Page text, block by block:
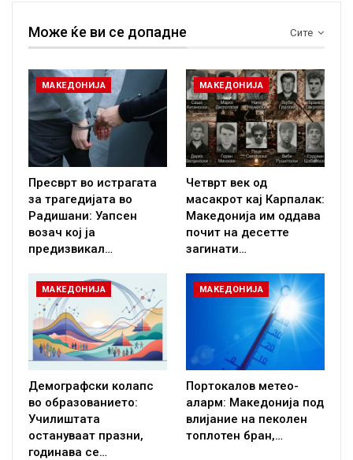
Сите
Може ќе ви се допадне
МАКЕДОНИЈА
Пресврт во истрагата
за трагедијата во
Радишани: Уапсен
возач кој ја
предизвикал…
МАКЕДОНИЈА
Четврт век од
масакрот кај Карпалак:
Македонија им оддава
почит на десетте
загинати…
МАКЕДОНИЈА
Демографски колапс
во образованието:
Училиштата
остануваат празни,
годинава се…
МАКЕДОНИЈА
Портокалов метео-
аларм: Македонија под
влијание на пеколен
топлотен бран,…